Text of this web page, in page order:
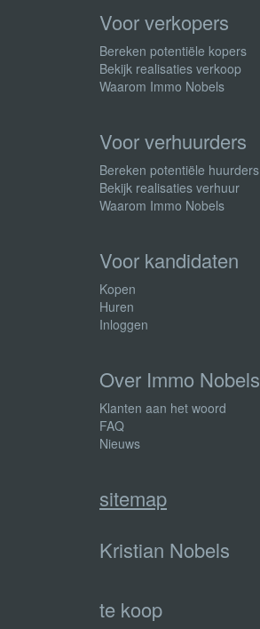
Voor verkopers
Bereken potentiële kopers
Bekijk realisaties verkoop
Waarom Immo Nobels
Voor verhuurders
Bereken potentiële huurders
Bekijk realisaties verhuur
Waarom Immo Nobels
Voor kandidaten
Kopen
Huren
Inloggen
Over Immo Nobels
Klanten aan het woord
FAQ
Nieuws
sitemap
Kristian Nobels
te koop